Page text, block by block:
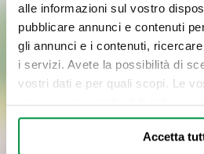
alle informazioni sul vostro
pubblicare annunci e contenuti
gli annunci e i contenuti,
i servizi. Avete la possibilità di
vostri dati e per quali scopi. Le
privacy sono applicabili solo su
in cui avete effettuato le vostre
modificare o revocare il proprio
Accetta
Lettal'informativasul
Cliccando sul pulsante di invio,
indicato al punto a) dell’informativa, il
dati per le finalità del servizio e con le